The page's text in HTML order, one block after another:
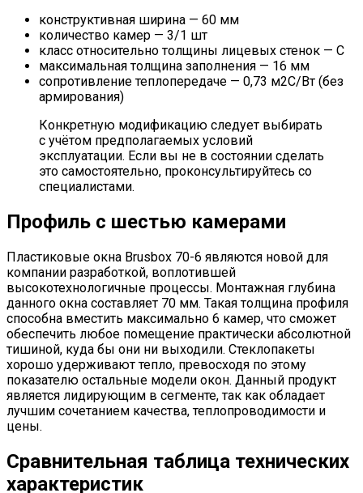
конструктивная ширина — 60 мм
количество камер — 3/1 шт
класс относительно толщины лицевых стенок — C
максимальная толщина заполнения — 16 мм
сопротивление теплопередаче — 0,73 м2С/Вт (без
армирования)
Конкретную модификацию следует выбирать
с учётом предполагаемых условий
эксплуатации. Если вы не в состоянии сделать
это самостоятельно, проконсультируйтесь со
специалистами.
Профиль с шестью камерами
Пластиковые окна Brusbox 70-6 являются новой для
компании разработкой, воплотившей
высокотехнологичные процессы. Монтажная глубина
данного окна составляет 70 мм. Такая толщина профиля
способна вместить максимально 6 камер, что сможет
обеспечить любое помещение практически абсолютной
тишиной, куда бы они ни выходили. Стеклопакеты
хорошо удерживают тепло, превосходя по этому
показателю остальные модели окон. Данный продукт
является лидирующим в сегменте, так как обладает
лучшим сочетанием качества, теплопроводимости и
цены.
Сравнительная таблица технических
характеристик